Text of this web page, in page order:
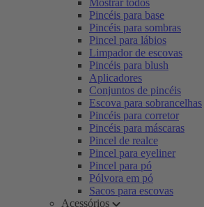
Mostrar todos
Pincéis para base
Pincéis para sombras
Pincel para lábios
Limpador de escovas
Pincéis para blush
Aplicadores
Conjuntos de pincéis
Escova para sobrancelhas
Pincéis para corretor
Pincéis para máscaras
Pincel de realce
Pincel para eyeliner
Pincel para pó
Pólvora em pó
Sacos para escovas
Acessórios